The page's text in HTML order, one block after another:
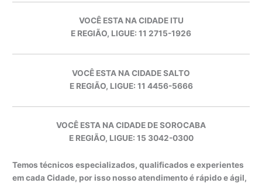
VOCÊ ESTA NA CIDADE ITU
E REGIÃO, LIGUE: 11 2715-1926
VOCÊ ESTA NA CIDADE SALTO
E REGIÃO, LIGUE: 11 4456-5666
VOCÊ ESTA NA CIDADE DE SOROCABA
E REGIÃO, LIGUE: 15 3042-0300
Temos técnicos especializados, qualificados e experientes
em cada Cidade, por isso nosso atendimento é rápido e ágil,